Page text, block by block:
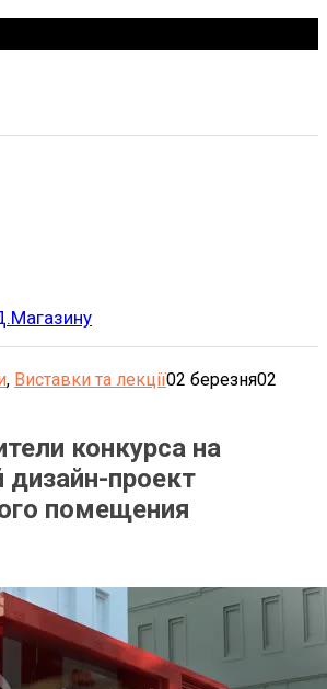
, Виставки та лекції02 березня02
конкурса на
дизайн-проект
помещения